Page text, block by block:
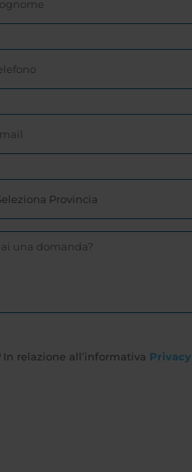
In relazione all’informativa Privacy